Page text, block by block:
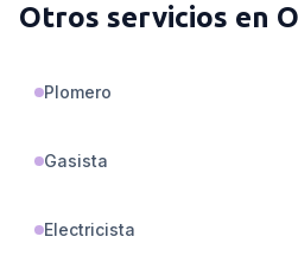
Otros servicios en
Plomero
Gasista
Electricista